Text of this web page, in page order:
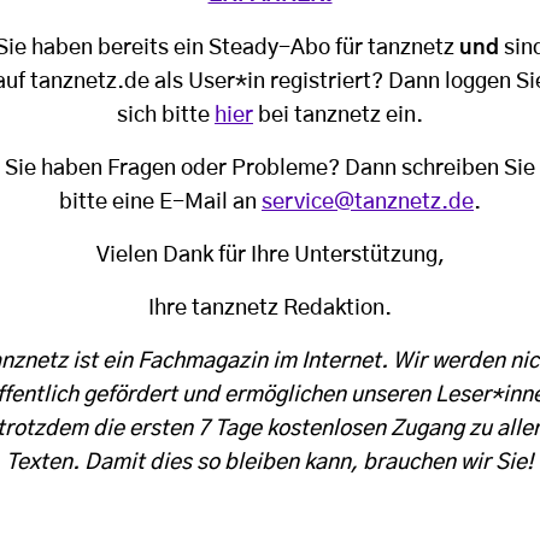
haben bereits ein Steady-Abo für tanznetz und
tanznetz.de als User*in registriert? Dann loggen
sich bitte hier bei tanznetz ein.
Sie haben Fragen oder Probleme? Dann schreiben Sie
bitte eine E-Mail an service@tanznetz.de.
Vielen Dank für Ihre Unterstützung,
Ihre tanznetz Redaktion.
ist ein Fachmagazin im Internet. Wir werden
gefördert und ermöglichen unseren
die ersten 7 Tage kostenlosen Zugang zu
Texten. Damit dies so bleiben kann, brauchen wir Sie!